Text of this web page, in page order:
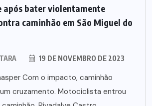
após bater violentamente
caminhão em São Miguel do
19 DE NOVEMBRO DE 2023
Com o impacto, caminhão
cruzamento. Motociclista entrou